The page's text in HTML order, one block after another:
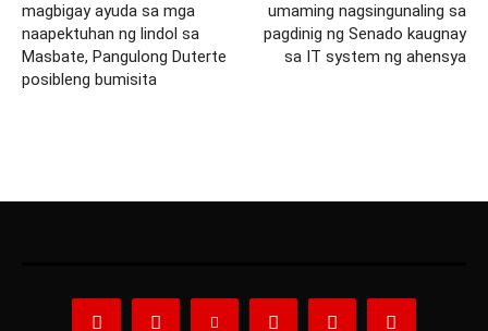
magbigay ayuda sa mga
naapektuhan ng lindol sa
Masbate, Pangulong Duterte
posibleng bumisita
umaming nagsingunaling sa
pagdinig ng Senado kaugnay
sa IT system ng ahensya